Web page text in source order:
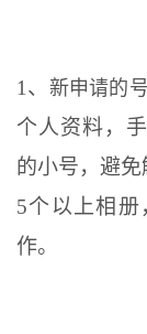
1、 新申请的
个人资料，
的小号，避
5个以上相册
作。